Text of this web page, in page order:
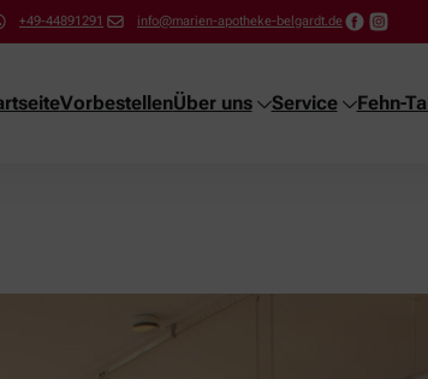
+49-44891291 info@marien-apotheke-belgardt.de
VorbestellenÜber uns Service Fehn-